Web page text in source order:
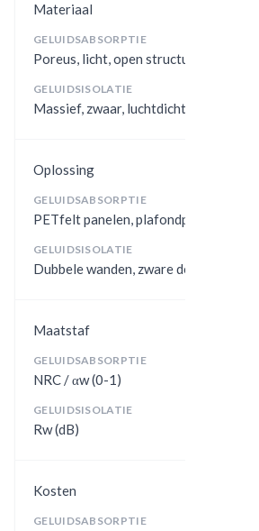
Materiaal
GELUIDSABSORPTIE
Poreus, licht, open structuur
GELUIDSISOLATIE
Massief, zwaar, luchtdicht
Oplossing
GELUIDSABSORPTIE
PETfelt panelen, plafondpanelen,
GELUIDSISOLATIE
Dubbele wanden, zware deuren,
Maatstaf
GELUIDSABSORPTIE
NRC / αw (0-1)
GELUIDSISOLATIE
Rw (dB)
Kosten
GELUIDSABSORPTIE